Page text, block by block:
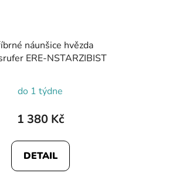
náunšice hvězda
ERE-NSTARZIBIST
do 1 týdne
1 380 Kč
DETAIL